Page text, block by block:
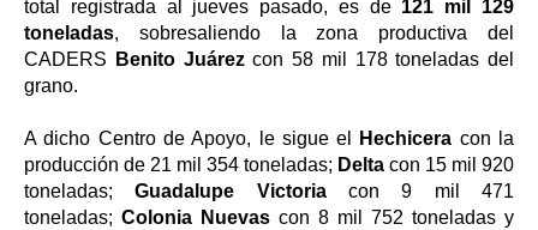
total registrada al jueves pasado, es de 121 mil 129
toneladas, sobresaliendo la zona productiva del
CADERS
Benito Juárezcon 58 mil 178 toneladas del
grano.
A dicho Centro de Apoyo, le sigue el Hechicera con la
producción de 21 mil 354 toneladas; Delta con 15 mil 920
toneladas;Guadalupe Victoriacon 9 mil 471
toneladas; Colonia Nuevas con 8 mil 752 toneladas y